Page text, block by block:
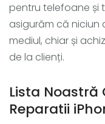
pentru telefoane și
asigurăm că niciun
mediul, chiar și
de la clienți.
Lista Noastră
Reparatii